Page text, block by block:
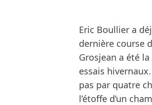
Eric Boullier a
dernière course
Grosjean a été
essais
pas par quatre
l’étoffe d’un